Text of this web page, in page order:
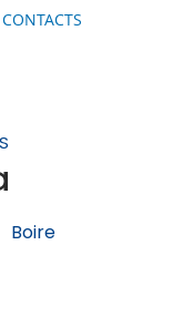
CONTACTS
Boire